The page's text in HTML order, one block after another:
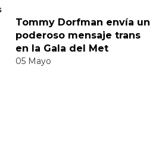
Tommy Dorfman envía un
poderoso mensaje trans
en la Gala del Met
05 Mayo